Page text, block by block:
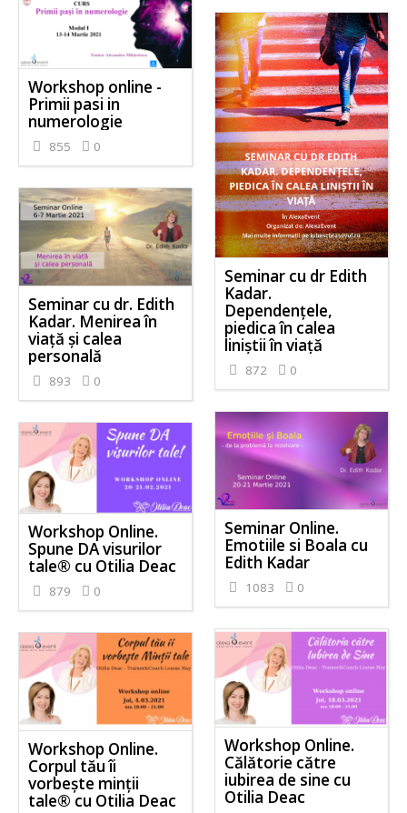
Workshop online -
Primii pasi in
numerologie
855 0
Seminar cu dr Edith
Kadar.
Dependențele,
piedica în calea
liniștii în viață
872 0
Seminar cu dr. Edith
Kadar. Menirea în
viață și calea
personală
893 0
Seminar Online.
Emotiile si Boala cu
Edith Kadar
1083 0
Workshop Online.
Spune DA visurilor
tale® cu Otilia Deac
879 0
Workshop Online.
Călătorie către
iubirea de sine cu
Otilia Deac
Workshop Online.
Corpul tău îi
vorbește minții
tale® cu Otilia Deac